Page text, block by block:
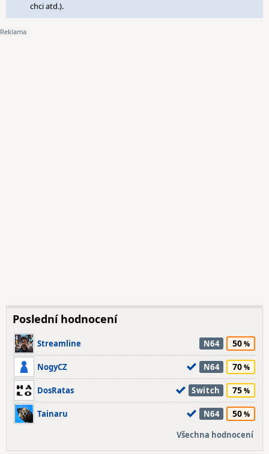
chci atd.).
Poslední hodnocení
Streamline N64 50
NogyCZ N64 70
DosRatas Switch 75
Tainaru N64 50
Všechna hodnocení